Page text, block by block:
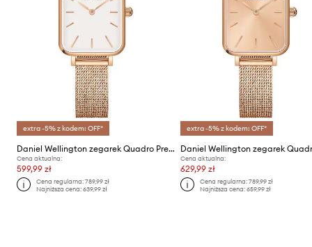
extra -5% z kodem: OFF*
Daniel Wellington zegarek Quadro Pressed
Cena aktualna:
599,99 zł
Cena regularna:789,99 zł
Najniższa cena:639,99 zł
extra -5% z kodem: OFF*
Cena aktualna:
629,99 zł
Cena regularna: 789,99 zł
Najniższa cena: 659,99 zł